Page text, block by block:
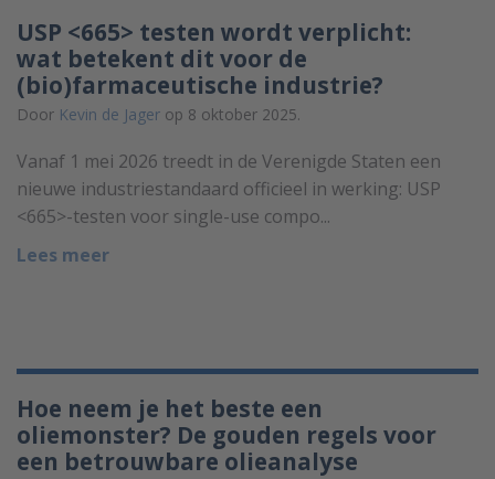
USP <665> testen wordt verplicht:
wat betekent dit voor de
(bio)farmaceutische industrie?
Door Kevin de Jager op 8 oktober 2025.
Vanaf 1 mei 2026 treedt in de Verenigde Staten een
nieuwe industriestandaard officieel in werking: USP
<665>-testen voor single-use compo...
Lees meer
Hoe neem je het beste een
oliemonster? De gouden regels voor
een betrouwbare olieanalyse